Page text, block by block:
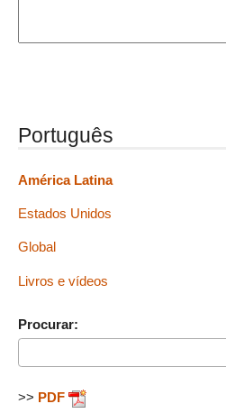
Português
América Latina
Estados Unidos
Global
Livros e vídeos
Procurar:
>> PDF